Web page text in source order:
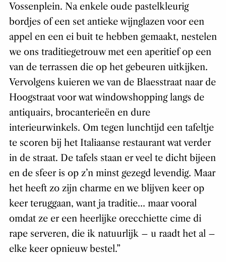
Vossenplein. Na enkele oude pastelkleurig
bordjes of een set antieke wijnglazen voor een
appel en een ei buit te hebben gemaakt, nestelen
we ons traditiegetrouw met een aperitief op een
van de terrassen die op het gebeuren uitkijken.
Vervolgens kuieren we van de Blaesstraat naar de
Hoogstraat voor wat windowshopping langs de
antiquairs, brocanterieën en dure
interieurwinkels. Om tegen lunchtijd een tafeltje
te scoren bij het Italiaanse restaurant wat verder
in de straat. De tafels staan er veel te dicht bijeen
en de sfeer is op z’n minst gezegd levendig. Maar
het heeft zo zijn charme en we blijven keer op
keer teruggaan, want ja traditie… maar vooral
omdat ze er een heerlijke orecchiette cime di
rape serveren, die ik natuurlijk – u raadt het al –
elke keer opnieuw bestel.”